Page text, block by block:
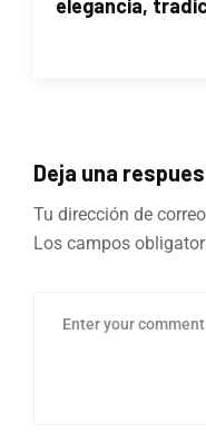
elegancia,
Deja una
Tu dirección de
Los campos